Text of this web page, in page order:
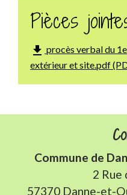
Pièces
file_download procès verbal du
extérieur et site.pdf
Commune de
2 Rue
57370 Danne-et-